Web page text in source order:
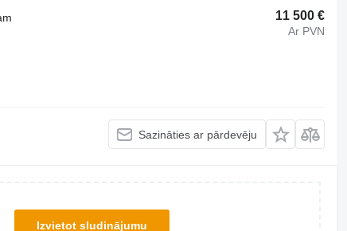
11 500 €
Ar PVN
Sazināties ar pārdevēju
Izvietot sludinājumu